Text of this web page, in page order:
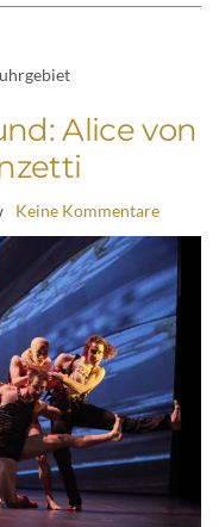
Alice von
Keine Kommentare